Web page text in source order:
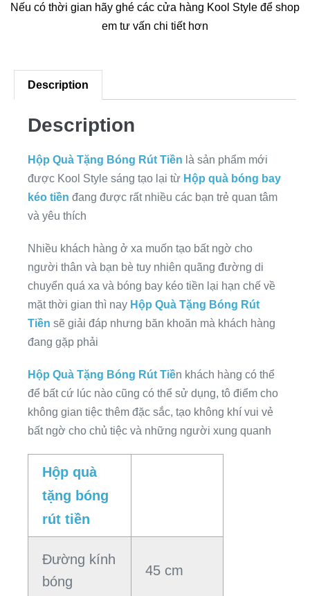
Nếu có thời gian hãy ghé các cửa hàng Kool Style để shop
em tư vấn chi tiết hơn
Description
Description
Hộp Quà Tặng Bóng Rút Tiền là sản phẩm mới
được Kool Style sáng tạo lại từ Hộp quà bóng bay
kéo tiền đang được rất nhiều các bạn trẻ quan tâm
và yêu thích
Nhiều khách hàng ở xa muốn tạo bất ngờ cho
người thân và bạn bè tuy nhiên quãng đường di
chuyển quá xa và bóng bay kéo tiền lại hạn chế về
mặt thời gian thì nay Hộp Quà Tặng Bóng Rút
Tiền sẽ giải đáp nhưng băn khoăn mà khách hàng
đang gặp phải
Hộp Quà Tặng Bóng Rút Tiền khách hàng có thể
để bất cứ lúc nào cũng có thể sử dụng, tô điểm cho
không gian tiệc thêm đặc sắc, tạo không khí vui vẻ
bất ngờ cho chủ tiệc và những người xung quanh
Hộp quà
tặng bóng
rút tiền
Đường kính
bóng
45 cm